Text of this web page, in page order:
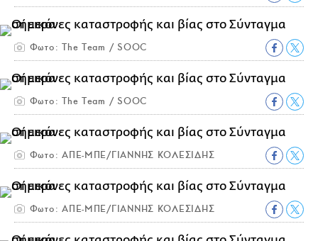
Φωτο: The Team / SOOC
Φωτο: The Team / SOOC
Φωτο: ΑΠΕ-ΜΠΕ/ΓΙΑΝΝΗΣ ΚΟΛΕΣΙΔΗΣ
Φωτο: ΑΠΕ-ΜΠΕ/ΓΙΑΝΝΗΣ ΚΟΛΕΣΙΔΗΣ